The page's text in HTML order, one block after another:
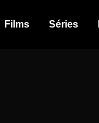
Films Séries